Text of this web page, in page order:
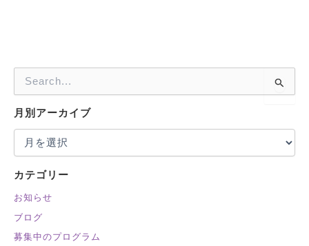
索
対
月別アーカイブ
カテゴリー
お知らせ
ブログ
募集中のプログラム